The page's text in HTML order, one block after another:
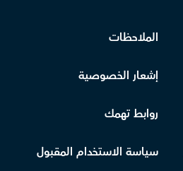
الملاحظات
إشعار الخصوصية
روابط تهمك
سياسة الاستخدام المقبول